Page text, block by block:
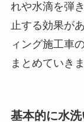
れや水滴を弾
止する効果が
ィング施工車
まとめていきま
基本的に水